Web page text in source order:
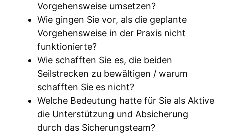
Vorgehensweise umsetzen?
Wie gingen Sie vor, als die geplante
Vorgehensweise in der Praxis nicht
funktionierte?
Wie schafften Sie es, die beiden
Seilstrecken zu bewältigen / warum
schafften Sie es nicht?
Welche Bedeutung hatte für Sie als Aktive
die Unterstützung und Absicherung
durch das Sicherungsteam?